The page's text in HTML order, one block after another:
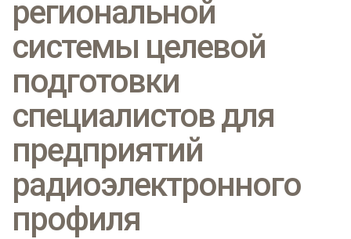
региональной
системы целевой
подготовки
специалистов для
предприятий
радиоэлектронного
профиля